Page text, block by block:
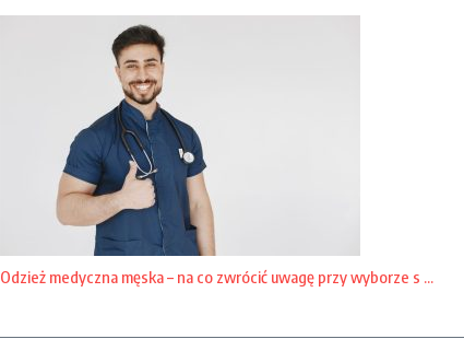
Odzież medyczna męska – na co zwrócić uwagę przy wyborze s ...